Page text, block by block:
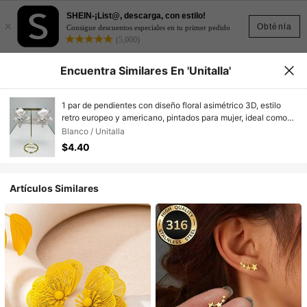
Obténla
×
SHEIN-¡List@, descarga, con estilo!
Consigue descuentos especiales en tu primer pedido
(5,000)
Encuentra Similares En 'Unitalla'
1 par de pendientes con diseño floral asimétrico 3D, estilo
retro europeo y americano, pintados para mujer, ideal como
regalo para vacaciones/fiesta
Blanco / Unitalla
$4.40
Artículos Similares